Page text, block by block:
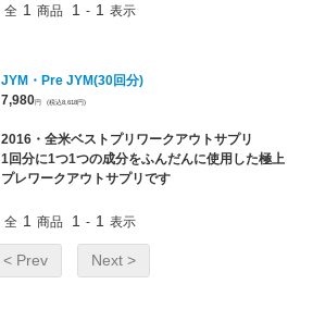
全 1 商品 1 - 1 表示
JYM・Pre JYM(30回分)
7,980円 (税込8,618円)
2016・全米ベストプリワークアウトサプリ
1回分に1つ1つの成分をふんだんに使用した極上
プレワークアウトサプリです
全 1 商品 1 - 1 表示
< Prev Next >